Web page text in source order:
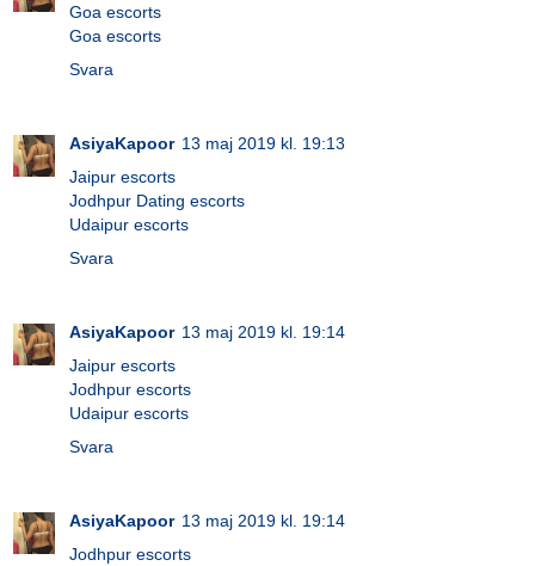
Goa escorts
Goa escorts
Svara
AsiyaKapoor 13 maj 2019 kl. 19:13
Jaipur escorts
Jodhpur Dating escorts
Udaipur escorts
Svara
AsiyaKapoor 13 maj 2019 kl. 19:14
Jaipur escorts
Jodhpur escorts
Udaipur escorts
Svara
AsiyaKapoor 13 maj 2019 kl. 19:14
Jodhpur escorts